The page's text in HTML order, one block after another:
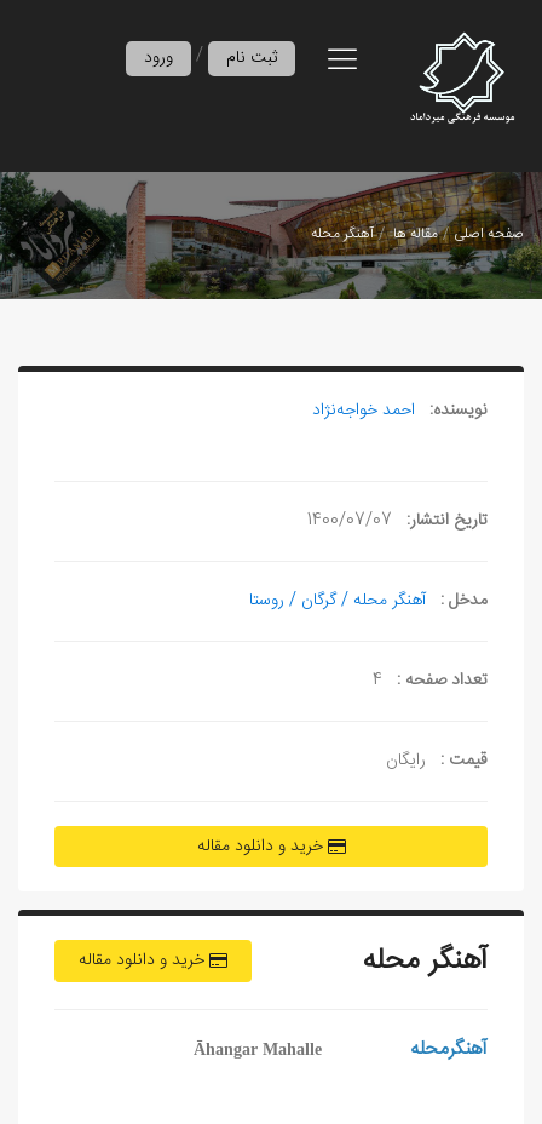
ورود / ثبت نام
صفحه اصلی مقاله ها آهنگر محله
نویسنده: احمد خواجه‌نژاد
تاریخ انتشار: 1400/07/07
مدخل : آهنگر محله / گرگان / روستا
تعداد صفحه : 4
قیمت : رایگان
خرید و دانلود مقاله
خرید و دانلود مقاله آهنگر محله
آهنگرمحله Āhangar Mahalle